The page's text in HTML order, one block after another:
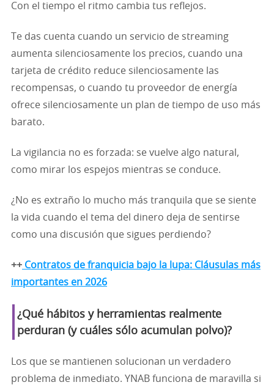
Con el tiempo el ritmo cambia tus reflejos.
Te das cuenta cuando un servicio de streaming
aumenta silenciosamente los precios, cuando una
tarjeta de crédito reduce silenciosamente las
recompensas, o cuando tu proveedor de energía
ofrece silenciosamente un plan de tiempo de uso más
barato.
La vigilancia no es forzada: se vuelve algo natural,
como mirar los espejos mientras se conduce.
¿No es extraño lo mucho más tranquila que se siente
la vida cuando el tema del dinero deja de sentirse
como una discusión que sigues perdiendo?
++ Contratos de franquicia bajo la lupa: Cláusulas más
importantes en 2026
¿Qué hábitos y herramientas realmente
perduran (y cuáles sólo acumulan polvo)?
Los que se mantienen solucionan un verdadero
problema de inmediato. YNAB funciona de maravilla si